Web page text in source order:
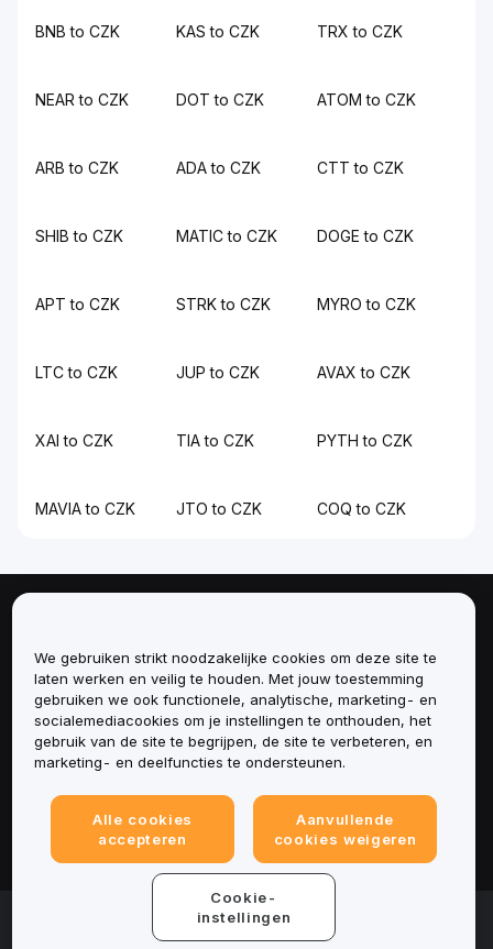
BNB to CZK KAS to CZK TRX to CZK
NEAR to CZK DOT to CZK ATOM to CZK
ARB to CZK ADA to CZK CTT to CZK
SHIB to CZK MATIC to CZK DOGE to CZK
APT to CZK STRK to CZK MYRO to CZK
LTC to CZK JUP to CZK AVAX to CZK
XAI to CZK TIA to CZK PYTH to CZK
MAVIA to CZK JTO to CZK COQ to CZK
Diensten
Ondersteuning
Juridisch
© 2025-2026 Bybit.eu. Alle rechten voorbehouden.
We gebruiken strikt noodzakelijke cookies om deze site te
laten werken en veilig te houden. Met jouw toestemming
gebruiken we ook functionele, analytische, marketing- en
socialemediacookies om je instellingen te onthouden, het
gebruik van de site te begrijpen, de site te verbeteren, en
marketing- en deelfuncties te ondersteunen.
Alle cookies
accepteren
Aanvullende
cookies weigeren
Cookie-
instellingen